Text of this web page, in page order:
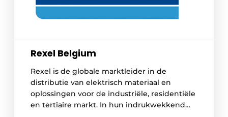
Rexel Belgium
Rexel is de globale marktleider in de
distributie van elektrisch materiaal en
oplossingen voor de industriële, residentiële
en tertiaire markt. In hun indrukwekkend